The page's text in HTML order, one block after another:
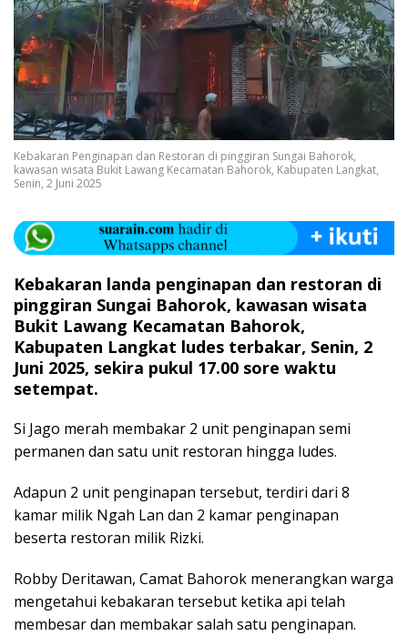
Kebakaran Penginapan dan Restoran di pinggiran Sungai Bahorok,
kawasan wisata Bukit Lawang Kecamatan Bahorok, Kabupaten Langkat,
Senin, 2 Juni 2025
Kebakaran landa penginapan dan restoran di
pinggiran Sungai Bahorok, kawasan wisata
Bukit Lawang Kecamatan Bahorok,
Kabupaten Langkat ludes terbakar, Senin, 2
Juni 2025, sekira pukul 17.00 sore waktu
setempat.
Si Jago merah membakar 2 unit penginapan semi
permanen dan satu unit restoran hingga ludes.
Adapun 2 unit penginapan tersebut, terdiri dari 8
kamar milik Ngah Lan dan 2 kamar penginapan
beserta restoran milik Rizki.
Robby Deritawan, Camat Bahorok menerangkan warga
mengetahui kebakaran tersebut ketika api telah
membesar dan membakar salah satu penginapan.